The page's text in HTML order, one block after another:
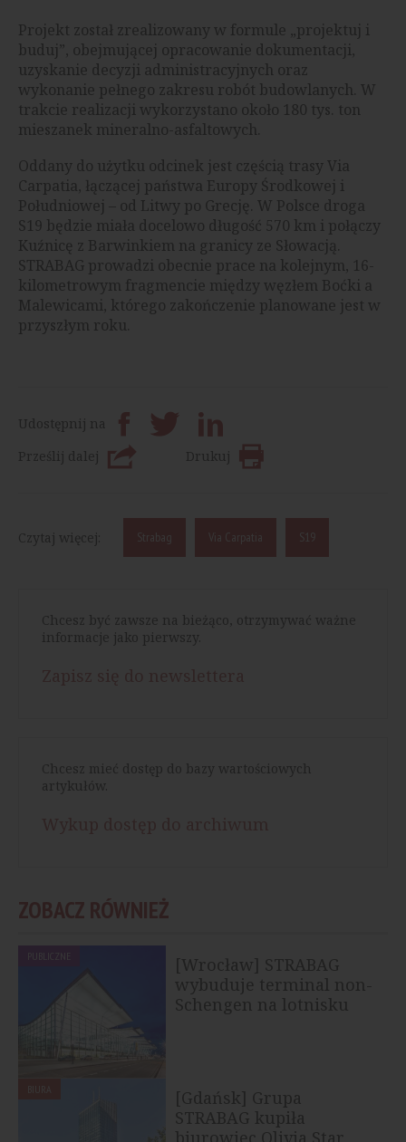
Projekt został zrealizowany w formule „projektuj i
buduj”, obejmującej opracowanie dokumentacji,
uzyskanie decyzji administracyjnych oraz
wykonanie pełnego zakresu robót budowlanych. W
trakcie realizacji wykorzystano około 180 tys. ton
mieszanek mineralno-asfaltowych.
Oddany do użytku odcinek jest częścią trasy Via
Carpatia, łączącej państwa Europy Środkowej i
Południowej – od Litwy po Grecję. W Polsce droga
S19 będzie miała docelowo długość 570 km i połączy
Kuźnicę z Barwinkiem na granicy ze Słowacją.
STRABAG prowadzi obecnie prace na kolejnym, 16-
kilometrowym fragmencie między węzłem Boćki a
Malewicami, którego zakończenie planowane jest w
przyszłym roku.
Udostępnij na
Prześlij dalej
Drukuj
Czytaj więcej: Strabag Via Carpatia S19
Chcesz być zawsze na bieżąco, otrzymywać ważne
informacje jako pierwszy.
Chcesz mieć dostęp do bazy wartościowych
artykułów.
ZOBACZ RÓWNIEŻ
PUBLICZNE
[Wrocław] STRABAG
wybuduje terminal non-
Schengen na lotnisku
[Gdańsk] Grupa
STRABAG kupiła
biurowiec Olivia Star